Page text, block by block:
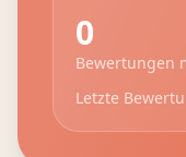
0
Bewertungen
Letzte